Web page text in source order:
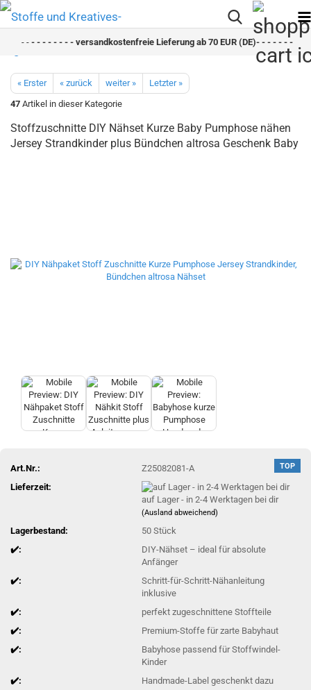
- - - - - - - - versandkostenfreie Lieferung ab 70 EUR (DE)- - - - - - - -
« Erster « zurück weiter »
Letzter »
47 Artikel in dieser Kategorie
Stoffzuschnitte DIY Nähset Kurze Baby Pumphose nähen
Jersey Strandkinder plus Bündchen altrosa Geschenk Baby
TOP
Art.Nr.:
Z25082081-A
Lieferzeit:
auf Lager - in 2-4 Werktagen bei dir
(Ausland abweichend)
Lagerbestand: 50Stück
✔️:
DIY-Nähset – ideal für absolute
Anfänger
✔️:
Schritt-für-Schritt-Nähanleitung
inklusive
✔️:
perfekt zugeschnittene Stoffteile
✔️:
Premium-Stoffe für zarte Babyhaut
✔️:
Babyhose passend für Stoffwindel-
Kinder
✔️:
Handmade-Label geschenkt dazu